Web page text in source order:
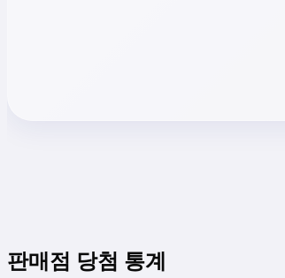
판매점 당첨 통계